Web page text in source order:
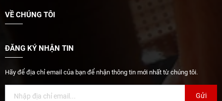
VỀ CHÚNG TÔI
ĐĂNG KÝ NHẬN TIN
Hãy để địa chỉ email của bạn để nhận thông tin mới nhất từ chúng tôi.
Gửi